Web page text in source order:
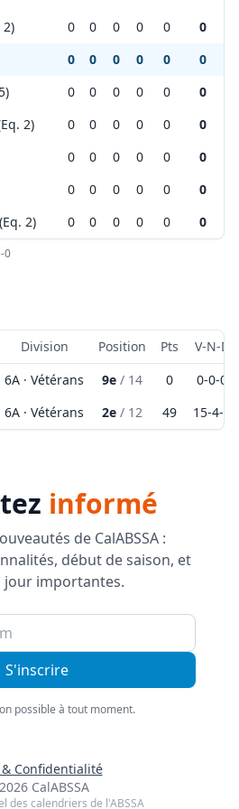
OpenStreetMap contributors © CARTO
2) 0 0 0 0 0
0
0 0 0 0 0
0
0 0 0 0 0
0
2) 0 0 0 0 0
0
0 0 0 0 0
0
0 0 0 0 0
0
2) 0 0 0 0 0 0
0
Division Position Pts
V-N-D
6A · Vétérans 9e / 14 0 0-0-0
6A · Vétérans 2e / 12 49 15-4-
informé
de CalABSSA :
début de saison, et
jour importantes.
S'inscrire
possible à tout moment.
2026 CalABSSA
des calendriers de l'ABSSA
& Confidentialité